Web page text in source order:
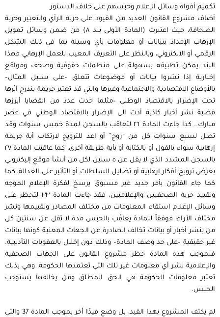
تكميم أفواه وسائل الإعلام وحبسهم على خلاف الدستور
أضاف مشروع القانون العديد من القيود على حرية الرأي والتعبير وحرية
الصحافة، حيث اعتبرت (المادة الأولى بند ٨) من ضمن وسائل تمويل
الإرهاب الإمداد ببيانات أو معلومات بأي وسيلة بما في ذلك الشكل
الرقمي أو الالكتروني، وبالنظر على التعريف المعيب للعمل الإرهابي فهذا
البند يمكن تطبيقه بسهولة على منظمات حقوقية وصحف ومواقع
إخبارية إذا نشروا بيانات أو موضوعات تتعلق –على سبيل المثال–
بالأوضاع الاقتصادية والاجتماعية وغيرها والتي قد تعتبر جريمة يندرج آثرها
تحت الإضرار بالاقتصاد الوطني –مثلما حدث عدد من القضايا أبرزها
قضية نشر أخبار كاذبة أدت إلى الإضرار بالاقتصاد الوطني في عصر
مبارك.. كذا جاءت المادة ٢٦ لتعاقب بالسجن لمدة خمس سنوات وقد
تصل لسبع سنوات كل من “روج” أو اعد للترويج لارتكاب أية جريمة
إرهابية سواء بالقول أو بالكتابة أو بأية طريقة أخرى، كما عاقبت المادة ٢٧
بالسجن المشدد الذي لا يقل عن ٥ سنين لكل من أنشأ موقع إليكتروني
بغرض ترويج أفكار إرهابية أو تضليل السلطات أو التأثير على العدالة، كما
كما جاء القانون بأمر جديد غير مسبوق يرسخ لفكرة الإعلام الموجه
وتقييد حرية الصحفيين والإعلاميين، فقد جاءت المادة ٣٣ لتحظر على
وسائل الإعلام استقاء المعلومات من مختلف المصادر وتقييمها ونشر
مختلف الآراء؛ فوفقاً للمادة يعاقَب بالحبس مدة لا تقل عن سنتين كل
من ينشر أخبار أو بيانات تخالف الصادرة عن الجهات المعنية كونها بيانات
غير حقيقية –على حد وصف المادة– وذلك دون إخلال بالعقوبات التأديبية.
فبموجب هذه المادة حظر مشروع القانون على الجهات الصحفية
والإعلامية نشر أي معلومات غير تلك التي تعتمدها الحكومة، وهي بذلك
تعتبر معلومات الحكومة هي الحق المطلق ومن يخالفها يستوجب
الحبس.
لم يكتف المشروع بهذا القيد، بل وضع قيدًا أخر بموجب المادة 37 والتي